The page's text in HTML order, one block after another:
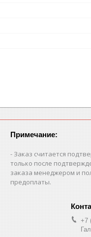
Примечание:
Заказ считается
только после
заказа менеджером и
предоплаты.
+7